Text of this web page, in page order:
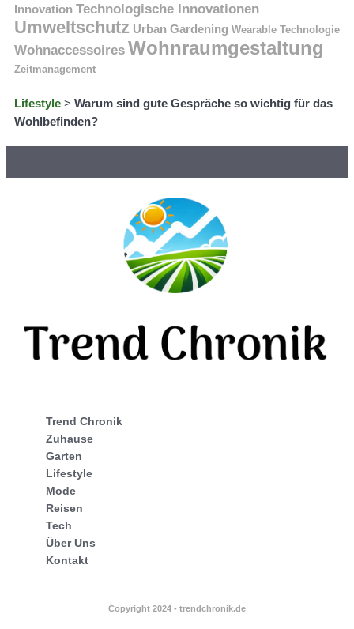
Innovation Technologische Innovationen
Umweltschutz Urban Gardening Wearable Technologie
Wohnaccessoires Wohnraumgestaltung
Zeitmanagement
Lifestyle > Warum sind gute Gespräche so wichtig für das
Wohlbefinden?
Trend Chronik
Zuhause
Garten
Lifestyle
Mode
Reisen
Tech
Über Uns
Kontakt
Copyright 2024 - trendchronik.de